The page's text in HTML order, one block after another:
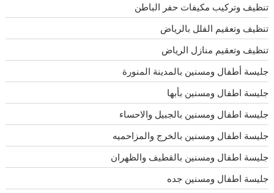
تنظيف وتركيب مكيفات حفر الباطن
تنظيف وتعقيم الفلل بالرياض
تنظيف وتعقيم منازل الرياض
جليسة أطفال ومسنين بالمدينة المنورة
جليسة اطفال ومسنين بأبها
جليسة اطفال ومسنين بالجبيل والاحساء
جليسة اطفال ومسنين بالخرج والمزاحميه
جليسة اطفال ومسنين بالقطيف والظهران
جليسة اطفال ومسنين جده